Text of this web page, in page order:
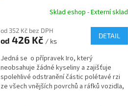
Sklad eshop - Externí sklad
od 352 Kč bez DPH
od 426 Kč / ks
DETAIL
Jedná se o přípravek Iro, který
neobsahuje žádné kyseliny a zajišťuje
spolehlivé odstranění částic polétavé rzi
ze všech vnějších povrchů a ráfků vozidla,